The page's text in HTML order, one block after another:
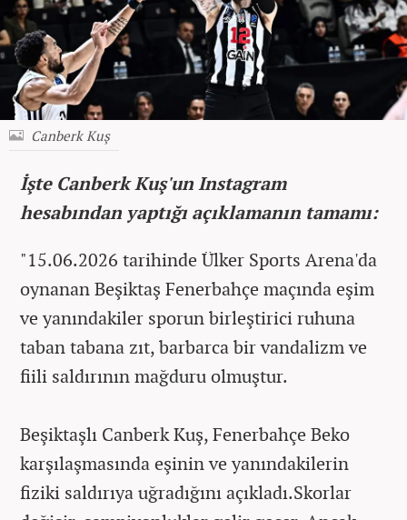
Canberk Kuş
İşte Canberk Kuş'un Instagram
hesabından yaptığı açıklamanın tamamı:
"15.06.2026 tarihinde Ülker Sports Arena'da
oynanan Beşiktaş Fenerbahçe maçında eşim
ve yanındakiler sporun birleştirici ruhuna
taban tabana zıt, barbarca bir vandalizm ve
fiili saldırının mağduru olmuştur.
Beşiktaşlı Canberk Kuş, Fenerbahçe Beko
karşılaşmasında eşinin ve yanındakilerin
fiziki saldırıya uğradığını açıkladı.Skorlar